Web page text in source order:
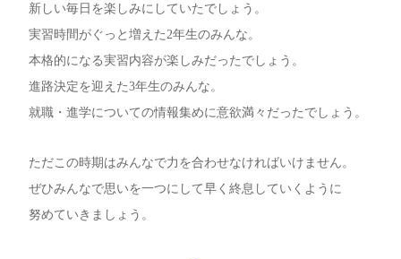
新しい毎日を楽しみにしていたでしょう。
実習時間がぐっと増えた2年生のみんな。
本格的になる実習内容が楽しみだったでしょう。
進路決定を迎えた3年生のみんな。
就職・進学についての情報集めに意欲満々だったでしょう。
ただこの時期はみんなで力を合わせなければいけません。
ぜひみんなで思いを一つにして早く終息していくように
努めていきましょう。